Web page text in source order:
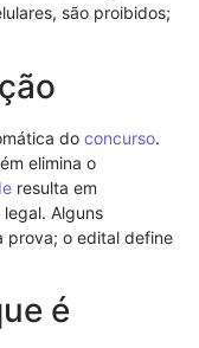
são proibidos;
do concurso.
elimina o
resulta em
Alguns
prova; o edital define
é